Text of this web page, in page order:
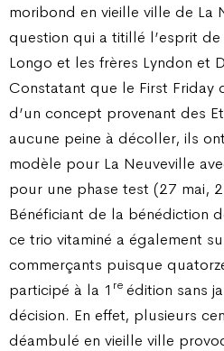
moribond en vieille ville de La
question qui a titillé l’esprit
Longo et les frères Lyndon et
Constatant que le First Friday
d’un concept provenant des
aucune peine à décoller, ils
modèle pour La Neuveville
pour une phase test (27 mai,
Bénéficiant de la bénédiction
ce trio vitaminé a également
commerçants puisque
participé à la 1 re édition sans
décision. En effet, plusieurs
déambulé en vieille ville